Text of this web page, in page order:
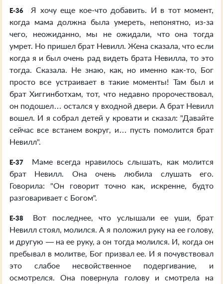
E-36
Я хочу еще кое-что добавить. И в тот момент,
когда мама должна была умереть, непонятно, из-за
чего, неожиданно, мы не ожидали, что она тогда
умрет. Но пришел брат Невилл. Жена сказала, что если
когда я и был очень рад видеть брата Невилла, то это
тогда. Сказала. Не знаю, как, но именно как-то, Бог
просто все устраивает в такие моменты! Там был и
брат Хиггинботхам, тот, что недавно пророчествовал,
он подошел… остался у входной двери. А брат Невилл
вошел. И я собрал детей у кровати и сказал: "Давайте
сейчас все встанем вокруг, и… пусть помолится брат
Невилл".
E-37
Маме всегда нравилось слышать, как молится
брат Невилл. Она очень любила слушать его.
Говорила: "Он говорит точно как, искренне, будто
разговаривает с Богом".
E-38
Вот последнее, что услышали ее уши, брат
Невилл стоял, молился. А я положил руку на ее голову,
и другую — на ее руку, а он тогда молился. И, когда он
пребывал в молитве, Бог призвал ее. И я почувствовал
это слабое несвойственное подергивание, и
осмотрелся. Она повернула голову и смотрела на